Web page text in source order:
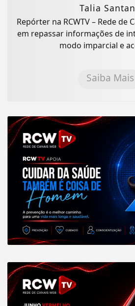
Talia
Repórter na RCWTV – Rede de
em repassar informações de
modo imparcial e
Saiba Mais